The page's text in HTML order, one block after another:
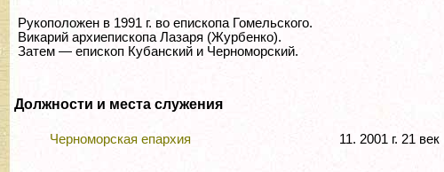
Рукоположен в 1991 г. во епископа Гомельского.
Викарий архиепископа Лазаря (Журбенко).
Затем — епископ Кубанский и Черноморский.
Должности и места служения
Черноморская епархия 11. 2001 г. 21 век